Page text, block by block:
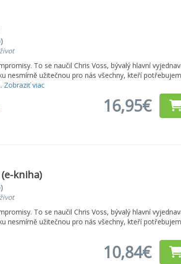
To se naučil Chris Voss, bývalý hlavní
nesmírně užitečnou pro nás všechny, kteří
Zobraziť viac
16,95€
kniha)
To se naučil Chris Voss, bývalý hlavní
nesmírně užitečnou pro nás všechny, kteří
10,84€